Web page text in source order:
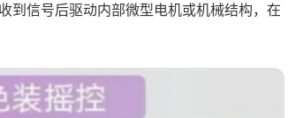
到信号后驱动内部微型电机或机械结构，在